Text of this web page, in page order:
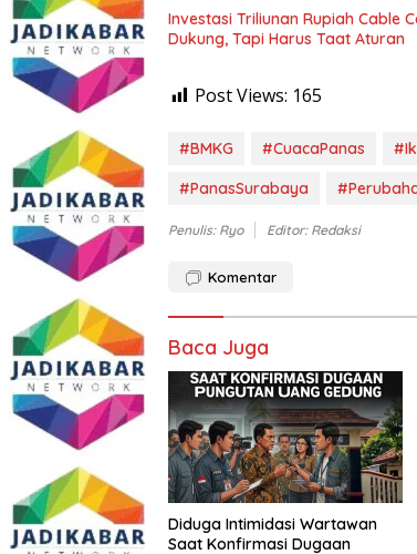
Investasi Triliunan Rupiah Cable
Dukung, Tapi Harus Taat Aturan
Post Views: 165
#BMKG #CuacaPanas
#PanasSurabaya
Penulis: Ryo Editor: Redaksi
Komentar
Baca Juga
Diduga Intimidasi Wartawan
Saat Konfirmasi Dugaan